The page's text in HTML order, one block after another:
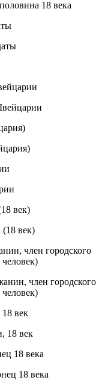
век)
член городского
век
18 века